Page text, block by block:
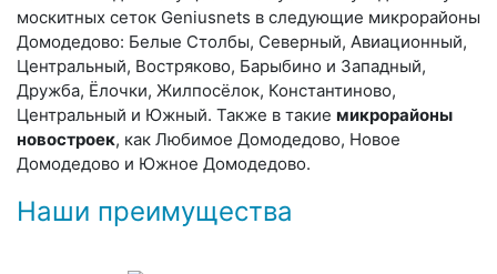
москитных сеток Geniusnets в следующие микрорайоны
Домодедово: Белые Столбы, Северный, Авиационный,
Центральный, Востряково, Барыбино и Западный,
Дружба, Ёлочки, Жилпосёлок, Константиново,
Центральный и Южный. Также в такие микрорайоны
новостроек, как Любимое Домодедово, Новое
Домодедово и Южное Домодедово.
Наши преимущества